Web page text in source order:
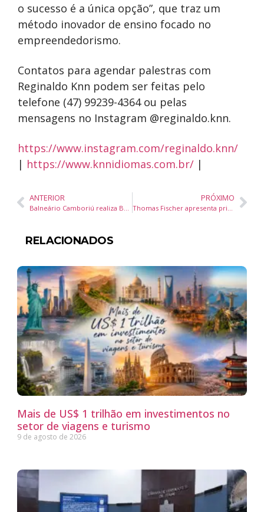
o sucesso é a única opção”, que traz um
método inovador de ensino focado no
empreendedorismo.
Contatos para agendar palestras com
Reginaldo Knn podem ser feitas pelo
telefone (47) 99239-4364 ou pelas
mensagens no Instagram @reginaldo.knn.
https://www.instagram.com/reginaldo.knn/
| https://www.knnidiomas.com.br/ |
ANTERIOR PRÓXIMO
RELACIONADOS
Mais de US$ 1 trilhão em investimentos no
setor de viagens e turismo
9 de agosto de 2026